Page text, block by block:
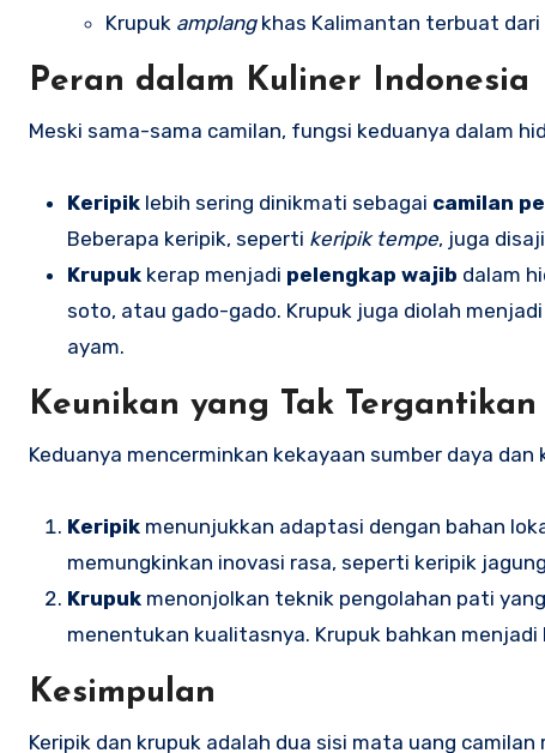
Krupuk amplangkhas Kalimantan terbuat dari
Peran dalam Kuliner Indonesia
Meski sama-sama camilan, fungsi keduanya dalam
Keripik lebih sering dinikmati sebagai camilan
Beberapa keripik, seperti keripik tempe, juga
Krupuk kerap menjadi pelengkap wajib dalam
soto, atau gado-gado. Krupuk juga diolah
ayam.
Keunikan yang Tak Tergantikan
Keduanya mencerminkan kekayaan sumber daya
Keripik menunjukkan adaptasi dengan bahan
memungkinkan inovasi rasa, seperti keripik
Krupuk menonjolkan teknik pengolahan pati
menentukan kualitasnya. Krupuk bahkan
Kesimpulan
Keripik dan krupuk adalah dua sisi mata uang